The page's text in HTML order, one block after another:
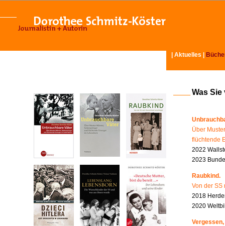
Aktuelles
Was
Über
flüchtende
2022
2023
Raubkind.
Von der SS
2018
2020